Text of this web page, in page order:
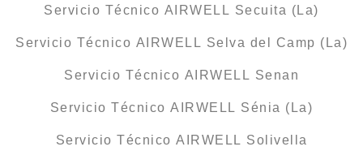
Servicio Técnico AIRWELL Secuita (La)
Servicio Técnico AIRWELL Selva del Camp (La)
Servicio Técnico AIRWELL Senan
Servicio Técnico AIRWELL Sénia (La)
Servicio Técnico AIRWELL Solivella